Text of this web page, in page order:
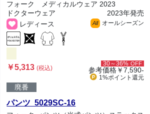
フォーク メディカルウェア 2023
ドクターウェア
2023年発売
レディース
All オールシーズン
￥5,313(税込)
30～36% OFF
参考価格￥7,590-
1%ポイント 還元
廃番
パンツ 5029SC-16